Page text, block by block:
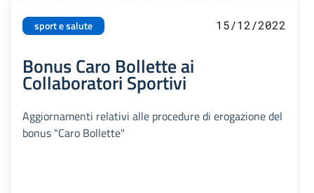
sport e salute 15/12/2022
Bonus Caro Bollette ai
Collaboratori Sportivi
Aggiornamenti relativi alle procedure di erogazione del
bonus "Caro Bollette"